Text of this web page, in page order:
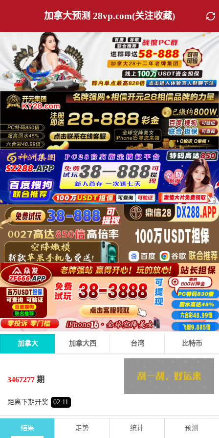
加拿大预测 28vp.com(关注收藏)
加拿大 加拿大西 台湾 比特币
3467277 期
距离下期开奖 02:11
1 + 8 + 2 = 11
期号 号码
结果 走势 统计 预测